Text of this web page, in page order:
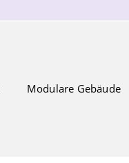
Modulare Gebäude